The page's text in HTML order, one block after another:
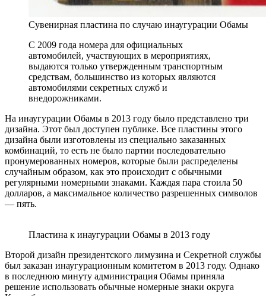
Сувенирная пластина по случаю инаугурации Обамы
С 2009 года номера для официальных
автомобилей, участвующих в мероприятиях,
выдаются только утвержденным транспортным
средствам, большинство из которых являются
автомобилями секретных служб и
внедорожниками.
На инаугурации Обамы в 2013 году было представлено три
дизайна. Этот был доступен публике. Все пластины этого
дизайна были изготовлены из специально заказанных
комбинаций, то есть не было партии последовательно
пронумерованных номеров, которые были распределены
случайным образом, как это происходит с обычными
регулярными номерными знаками. Каждая пара стоила 50
долларов, а максимальное количество разрешенных символов
— пять.
Пластина к инаугурации Обамы в 2013 году
Второй дизайн президентского лимузина и Секретной службы
был заказан инаугурационным комитетом в 2013 году. Однако
в последнюю минуту администрация Обамы приняла
решение использовать обычные номерные знаки округа